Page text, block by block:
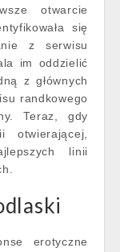
otwarcie
się
z serwisu
im oddzielić
z głównych
randkowego
Teraz, gdy
otwierającej,
linii
erotyczne